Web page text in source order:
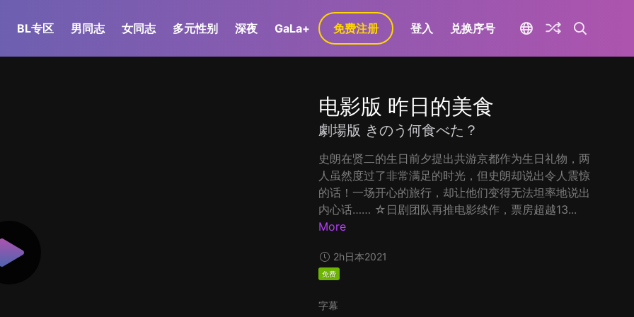
BL专区 男同志 女同志 多元性别 深夜 GaLa+ 免费注册 登入 兑换序号
电影版 昨日的美食
劇場版 きのう何食べた？
史朗在贤二的生日前夕提出共游京都作为生日礼物，两
人虽然度过了非常满足的时光，但史朗却说出令人震惊
的话！一场开心的旅行，却让他们变得无法坦率地说出
内心话…… ☆日剧团队再推电影续作，票房超越13...
More
2h日本2021
免费
字幕